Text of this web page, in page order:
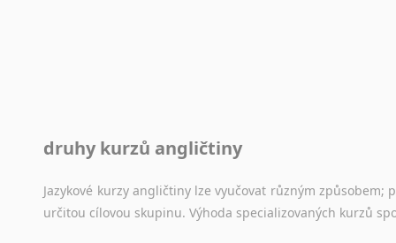
druhy kurzů angličtiny
Jazykové kurzy angličtiny lze vyučovat různým
určitou cílovou skupinu. Výhoda specializovaných kurzů